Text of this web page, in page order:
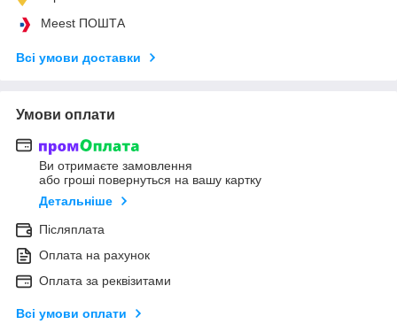
Meest ПОШТА
Всі умови доставки
Умови оплати
Ви отримаєте замовлення
або гроші повернуться на вашу картку
Детальніше
Післяплата
Оплата на рахунок
Оплата за реквізитами
Всі умови оплати